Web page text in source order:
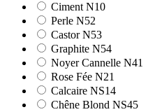
Ciment N10
Perle N52
Castor N53
Graphite N54
Noyer Cannelle N41
Rose Fée N21
Calcaire NS14
Chêne Blond NS45